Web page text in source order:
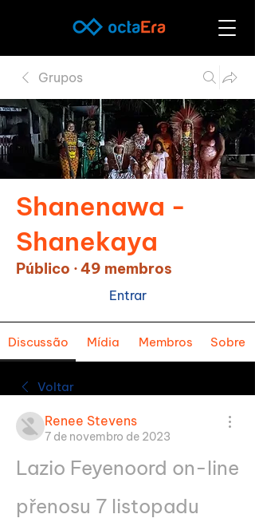
Grupos
Shanenawa -
Shanekaya
Público ·49 membros
Entrar
Discussão Mídia Membros Sobre
Voltar
Renee Stevens
7 de novembro de 2023
Lazio Feyenoord on-line
přenosu 7 listopadu